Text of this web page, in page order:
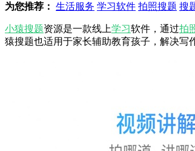
为您推荐： 生活服务 学习软件 拍照搜题 搜
小猿搜题资源是一款线上学习软件，通过拍
猿搜题也适用于家长辅助教育孩子，解决写